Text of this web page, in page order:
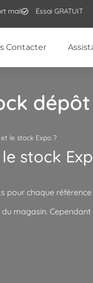
mail Essai GRATUIT
Contacter
le stock Expo ?
stock
chaque
magasin.